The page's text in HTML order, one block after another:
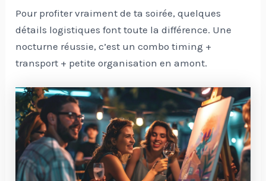
Pour profiter vraiment de ta soirée, quelques
détails logistiques font toute la différence. Une
nocturne réussie, c’est un combo timing +
transport + petite organisation en amont.